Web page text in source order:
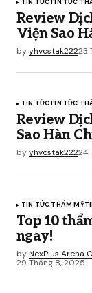
TIN TỨCTIN TỨC
Review
Viện Sao
byyhvcstak22223
TIN TỨCTIN TỨC
Review
Sao Hàn
byyhvcstak22224
TIN TỨC THẨM MỸ
Top 10
ngay!
byNexPlus Arena
29 Tháng 8, 2025